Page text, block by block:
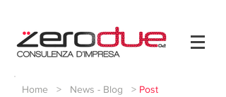
Home > News - Blog > Post